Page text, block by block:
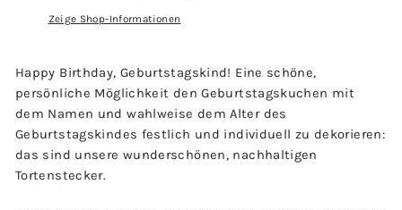
Zeige Shop-Informationen
Happy Birthday, Geburtstagskind! Eine schöne,
persönliche Möglichkeit den Geburtstagskuchen mit
dem Namen und wahlweise dem Alter des
Geburtstagskindes festlich und individuell zu dekorieren:
das sind unsere wunderschönen, nachhaltigen
Tortenstecker.